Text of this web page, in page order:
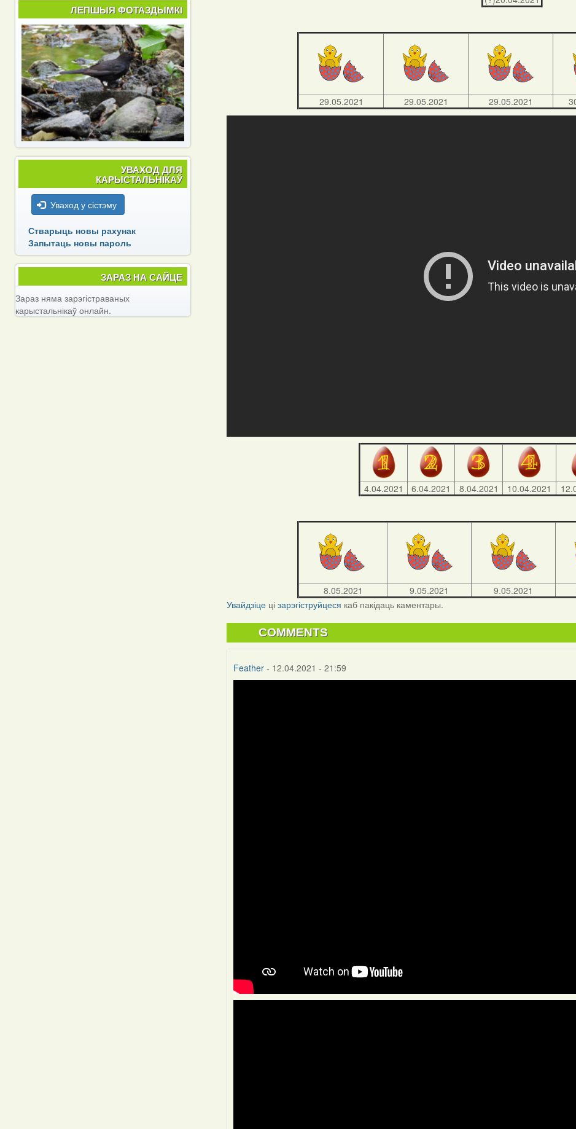
29.05.2021 29.05.2021 29.05.2021
4.04.2021 6.04.2021 8.04.2021 10.04.2021
8.05.2021 9.05.2021 9.05.2021
Увайдзіце цізарэгіструйцеся каб пакідаць каментары.
COMMENTS
Feather - 12.04.2021 - 21:59
ЛЕПШЫЯ ФОТАЗДЫМКІ
УВАХОД ДЛЯ
КАРЫСТАЛЬНІКАЎ
Уваход у сістэму
Стварыць новы рахунак
Запытаць новы пароль
ЗАРАЗ НА САЙЦЕ
Зараз няма зарэгістраваных
карыстальнікаў онлайн.